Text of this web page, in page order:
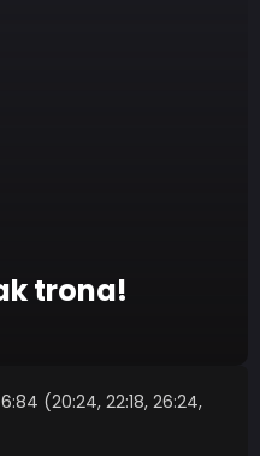
trona!
(20:24, 22:18, 26:24,